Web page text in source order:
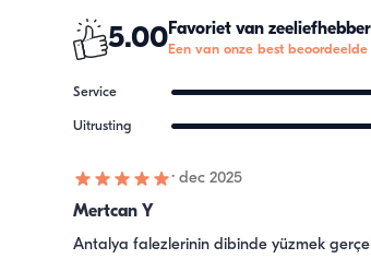
5.00Favoriet van
Een van onze best
Service
Uitrusting
·dec 2025
Mertcan Y
Antalya falezlerinin dibinde yüzmek